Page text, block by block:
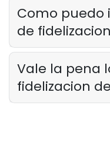
Como puedo
de
Vale la pena
fidelizacion